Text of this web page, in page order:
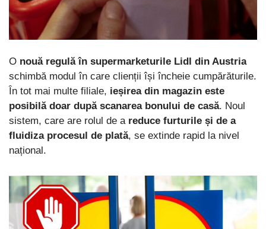
O nouă regulă în supermarketurile Lidl din Austria
schimbă modul în care clienții își încheie cumpărăturile.
În tot mai multe filiale, ieșirea din magazin este
posibilă doar după scanarea bonului de casă. Noul
sistem, care are rolul de a reduce furturile și de a
fluidiza procesul de plată, se extinde rapid la nivel
național.